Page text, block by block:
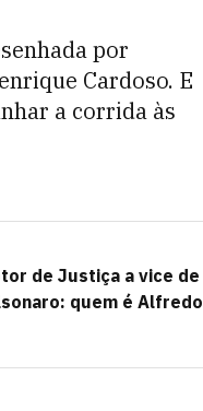
por
Cardoso. E
a corrida às
de Justiça a vice de
quem é Alfredo